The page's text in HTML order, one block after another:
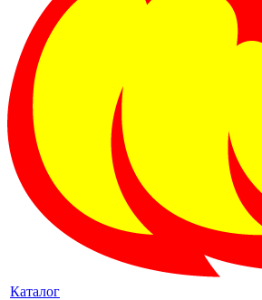
Каталог